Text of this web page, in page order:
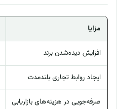
مزایا
افزایش دیده‌شدن برند
ایجاد روابط تجاری بلندمدت
صرفه‌جویی در هزینه‌های بازاریابی